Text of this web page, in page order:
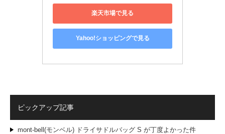
楽天市場で見る
Yahoo!ショッピングで見る
ピックアップ記事
mont-bell(モンベル) ドライサドルバッグ S が丁度よかった件